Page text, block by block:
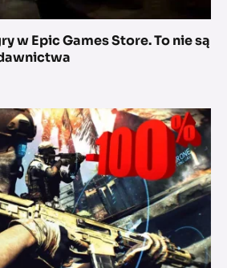
w Epic Games Store. To nie są